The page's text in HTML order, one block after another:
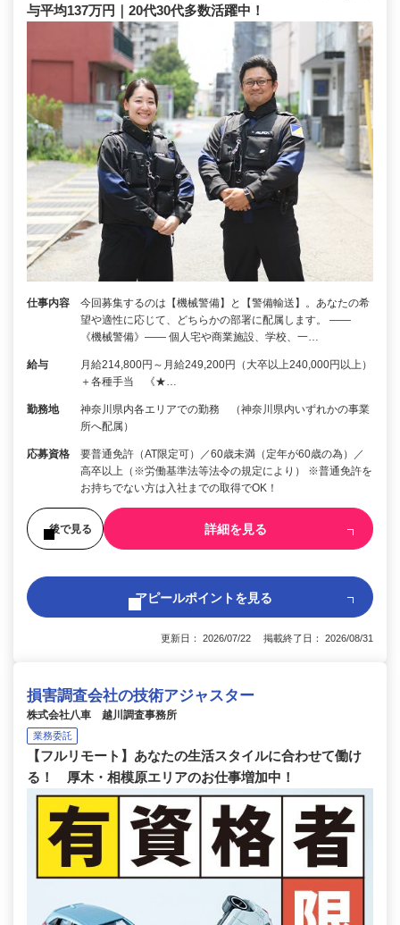
与平均137万円｜20代30代多数活躍中！
仕事内容
今回募集するのは【機械警備】と【警備輸送】。あなたの希
望や適性に応じて、どちらかの部署に配属します。 ――
《機械警備》―― 個人宅や商業施設、学校、一…
給与
月給214,800円～月給249,200円（大卒以上240,000円以上）
＋各種手当 《★…
勤務地
神奈川県内各エリアでの勤務 （神奈川県内いずれかの事業
所へ配属）
応募資格
要普通免許（AT限定可）／60歳未満（定年が60歳の為）／
高卒以上（※労働基準法等法令の規定により） ※普通免許を
お持ちでない方は入社までの取得でOK！
後で見る 詳細を見る
アピールポイントを見る
更新日： 2026/07/22 掲載終了日： 2026/08/31
損害調査会社の技術アジャスター
株式会社八車 越川調査事務所
業務委託
【フルリモート】あなたの生活スタイルに合わせて働け
る！ 厚木・相模原エリアのお仕事増加中！